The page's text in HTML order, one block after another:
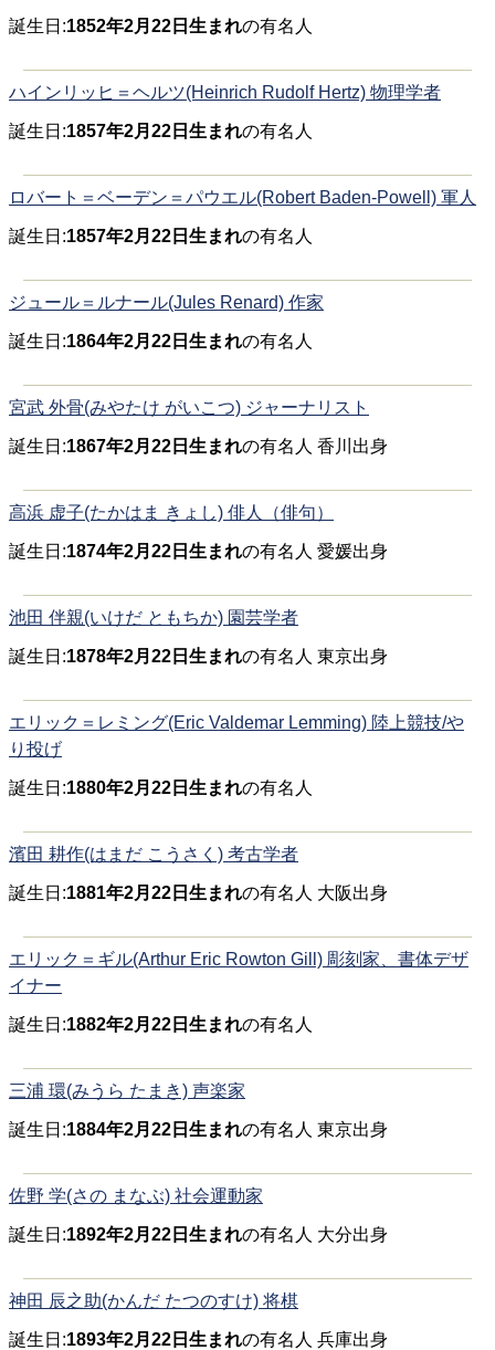
誕生日:1852年2月22日生まれの有名人
ハインリッヒ＝ヘルツ(Heinrich Rudolf Hertz) 物理学者
誕生日:1857年2月22日生まれの有名人
ロバート＝ベーデン＝パウエル(Robert Baden-Powell) 軍人
誕生日:1857年2月22日生まれの有名人
ジュール＝ルナール(Jules Renard) 作家
誕生日:1864年2月22日生まれの有名人
宮武 外骨(みやたけ がいこつ) ジャーナリスト
誕生日:1867年2月22日生まれの有名人 香川出身
高浜 虚子(たかはま きょし) 俳人（俳句）
誕生日:1874年2月22日生まれの有名人 愛媛出身
池田 伴親(いけだ ともちか) 園芸学者
誕生日:1878年2月22日生まれの有名人 東京出身
エリック＝レミング(Eric Valdemar Lemming) 陸上競技/や
り投げ
誕生日:1880年2月22日生まれの有名人
濱田 耕作(はまだ こうさく) 考古学者
誕生日:1881年2月22日生まれの有名人 大阪出身
エリック＝ギル(Arthur Eric Rowton Gill) 彫刻家、書体デザ
イナー
誕生日:1882年2月22日生まれの有名人
三浦 環(みうら たまき) 声楽家
誕生日:1884年2月22日生まれの有名人 東京出身
佐野 学(さの まなぶ) 社会運動家
誕生日:1892年2月22日生まれの有名人 大分出身
神田 辰之助(かんだ たつのすけ) 将棋
誕生日:1893年2月22日生まれの有名人 兵庫出身